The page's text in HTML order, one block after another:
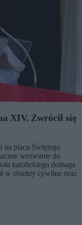
XIV. Zwrócił się
na placu Świętego
wezwanie do
katolickiego domaga
w obiekty cywilne oraz